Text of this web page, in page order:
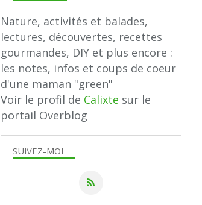
SUIVEZ-MOI
Nature, activités et balades,
lectures, découvertes, recettes
gourmandes, DIY et plus encore :
les notes, infos et coups de coeur
d'une maman "green"
Voir le profil de Calixte sur le
portail Overblog